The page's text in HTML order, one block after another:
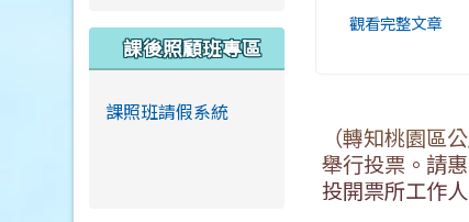
觀看完整文章
（轉知桃園區
舉行投票。請
投開票所工作
課後照顧班專區
課照班請假系統